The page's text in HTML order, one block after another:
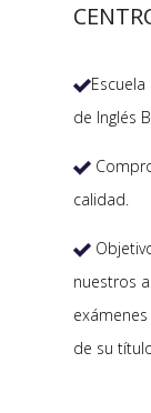

de Inglés

calidad.

nuestros
de su